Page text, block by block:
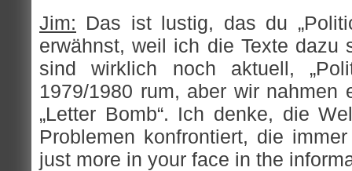
Jim: Das ist lustig, das du
erwähnst, weil ich die Texte dazu
sind wirklich noch aktuell,
1979/1980 rum, aber wir
„Letter Bomb“. Ich denke, die
Problemen konfrontiert, die
just more in your face in the